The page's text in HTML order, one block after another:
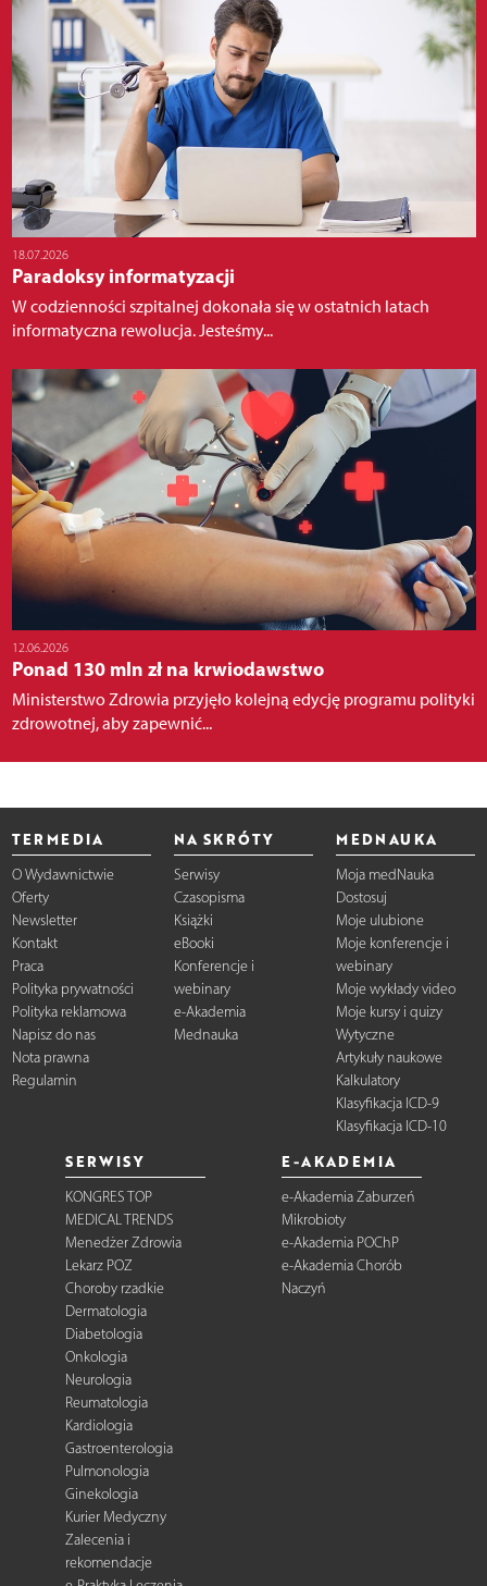
18.07.2026
Paradoksy informatyzacji
W codzienności szpitalnej dokonała się w ostatnich latach
informatyczna rewolucja. Jesteśmy...
12.06.2026
Ponad 130 mln zł na krwiodawstwo
Ministerstwo Zdrowia przyjęło kolejną edycję programu polityki
zdrowotnej, aby zapewnić...
TERMEDIA
O Wydawnictwie
Oferty
Newsletter
Kontakt
Praca
Polityka prywatności
Polityka reklamowa
Napisz do nas
Nota prawna
Regulamin
NA SKRÓTY
Serwisy
Czasopisma
Książki
eBooki
Konferencje i
webinary
e-Akademia
Mednauka
MEDNAUKA
Moja medNauka
Dostosuj
Moje ulubione
Moje konferencje i
webinary
Moje wykłady video
Moje kursy i quizy
Wytyczne
Artykuły naukowe
Kalkulatory
Klasyfikacja ICD-9
Klasyfikacja ICD-10
SERWISY
KONGRES TOP
MEDICAL TRENDS
Menedżer Zdrowia
Lekarz POZ
Choroby rzadkie
Dermatologia
Diabetologia
Onkologia
Neurologia
Reumatologia
Kardiologia
Gastroenterologia
Pulmonologia
Ginekologia
Kurier Medyczny
Zalecenia i
rekomendacje
E-AKADEMIA
e-Akademia Zaburzeń
Mikrobioty
e-Akademia POChP
e-Akademia Chorób
Naczyń